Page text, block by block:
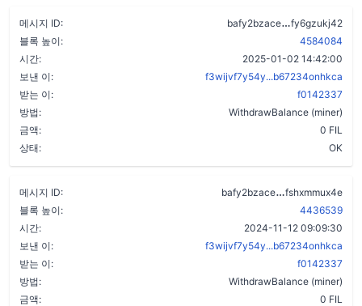
메시지 ID: bafy2bzace
fy6gzukj42
블록 높이:
4584084
시간:
2025-01-02 14:42:00
보낸 이:
f3wijvf7y54y...b67234onhkca
받는 이:
f0142337
방법:
WithdrawBalance (miner)
금액:
0 FIL
상태:
OK
메시지 ID: bafy2bzace
fshxmmux4e
블록 높이:
4436539
시간:
2024-11-12 09:09:30
보낸 이:
f3wijvf7y54y...b67234onhkca
받는 이:
f0142337
방법:
WithdrawBalance (miner)
금액:
0 FIL